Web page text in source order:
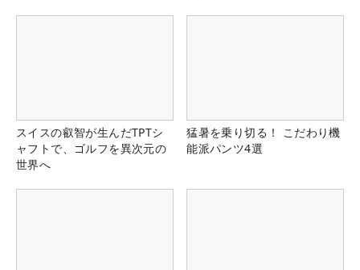
スイスの叡智が生んだTPTシ
ャフトで、ゴルフを異次元の
世界へ
猛暑を乗り切る！ こだわり機
能派パンツ4選